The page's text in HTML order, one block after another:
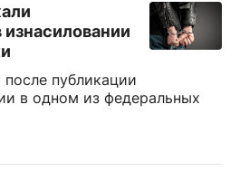
публикации
в одном из федеральных